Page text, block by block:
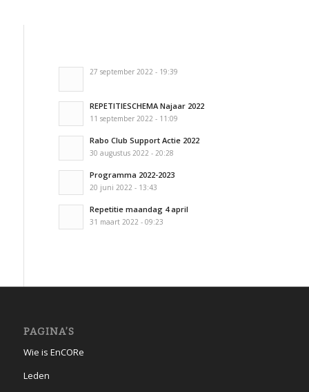
27 september 2022 - 19:39
REPETITIESCHEMA Najaar 2022
11 september 2022 - 11:09
Rabo Club Support Actie 2022
30 augustus 2022 - 20:28
Programma 2022-2023
20 juni 2022 - 13:43
Repetitie maandag 4 april
31 maart 2022 - 09:23
PAGINA’S
Wie is EnCORe
Leden